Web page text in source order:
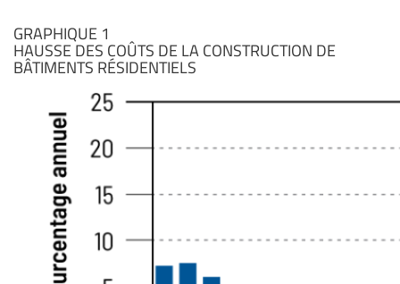
GRAPHIQUE 1
HAUSSE DES COÛTS DE LA CONSTRUCTION DE
BÂTIMENTS RÉSIDENTIELS